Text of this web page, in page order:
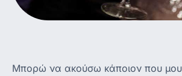
Μπορώ να ακούσω κάποιον που μου